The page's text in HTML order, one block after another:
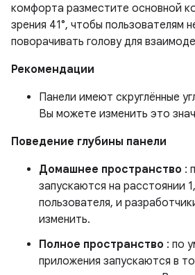
комфорта разместите основной
зрения 41°, чтобы пользователям
поворачивать голову для
Рекомендации
Панели имеют скруглённые
Вы можете изменить это
Поведение глубины панели
Домашнее пространство :
запускаются на расстоянии
пользователя, и
изменить.
Полное пространство : по
приложения запускаются в